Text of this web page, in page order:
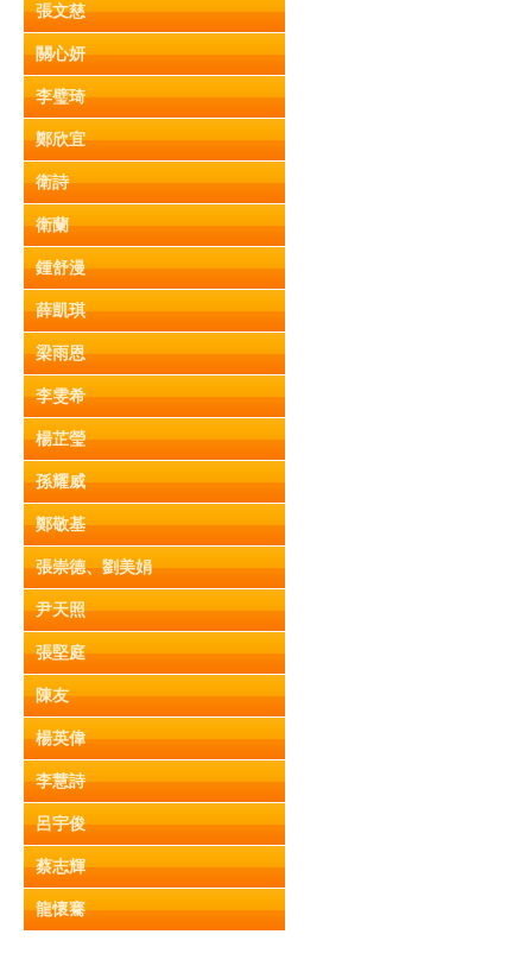
張文慈
關心妍
李璧琦
鄭欣宜
衛詩
衛蘭
鍾舒漫
薛凱琪
梁雨恩
李雯希
楊芷瑩
孫耀威
鄭敬基
張崇德、劉美娟
尹天照
張堅庭
陳友
楊英偉
李慧詩
呂宇俊
蔡志輝
龍懷騫